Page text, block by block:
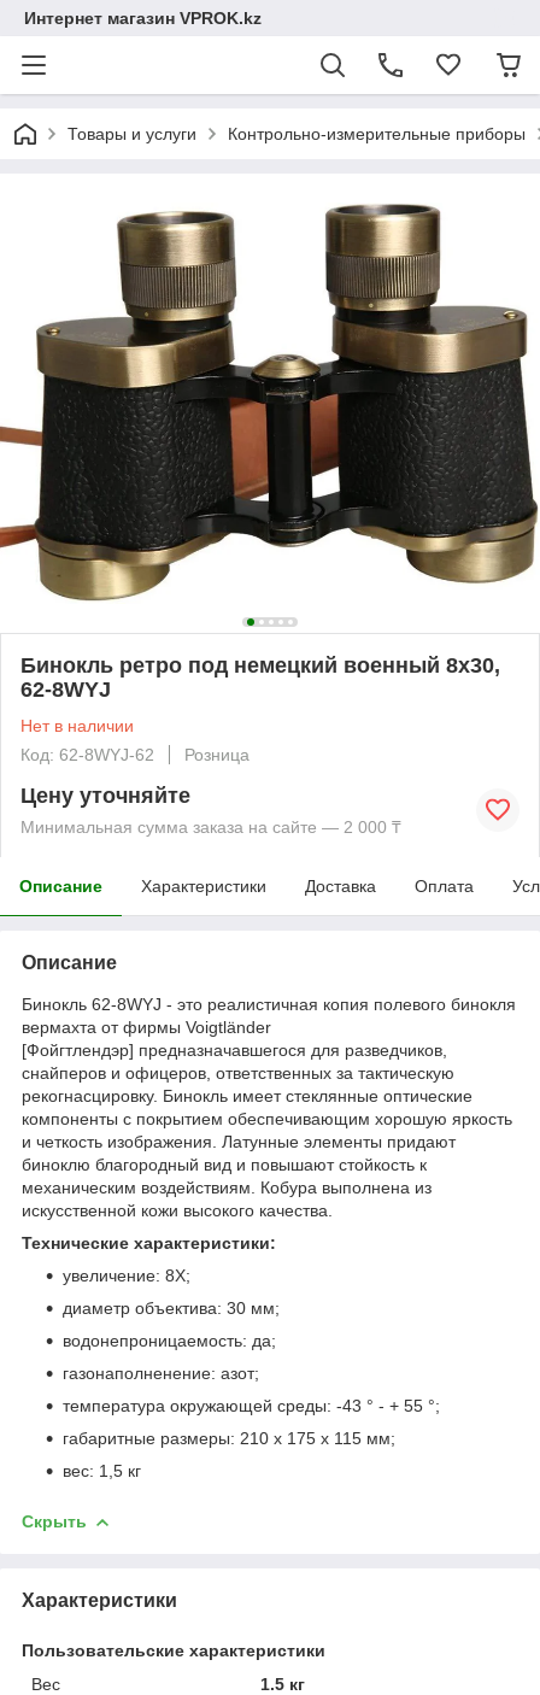
Интернет магазин VPROK.kz
Товары и услуги Контрольно-измерительные приборы
Бинокль ретро под немецкий военный 8x30,
62-8WYJ
Нет в наличии
Код: 62-8WYJ-62
Розница
Цену уточняйте
Минимальная сумма заказа на сайте — 2 000 ₸
Описание Характеристики Доставка Оплата
Описание
Бинокль 62-8WYJ - это реалистичная копия полевого бинокля
вермахта от фирмы Voigtländer
[Фойгтлендэр] предназначавшегося для разведчиков,
снайперов и офицеров, ответственных за тактическую
рекогнасцировку. Бинокль имеет стеклянные оптические
компоненты с покрытием обеспечивающим хорошую яркость
и четкость изображения. Латунные элементы придают
биноклю благородный вид и повышают стойкость к
механическим воздействиям. Кобура выполнена из
искусственной кожи высокого качества.
Технические характеристики:
увеличение: 8X;
диаметр объектива: 30 мм;
водонепроницаемость: да;
газонаполненение: азот;
температура окружающей среды: -43 ° - + 55 °;
габаритные размеры: 210 х 175 х 115 мм;
вес: 1,5 кг
Скрыть
Характеристики
Пользовательские характеристики
Вес
1.5 кг